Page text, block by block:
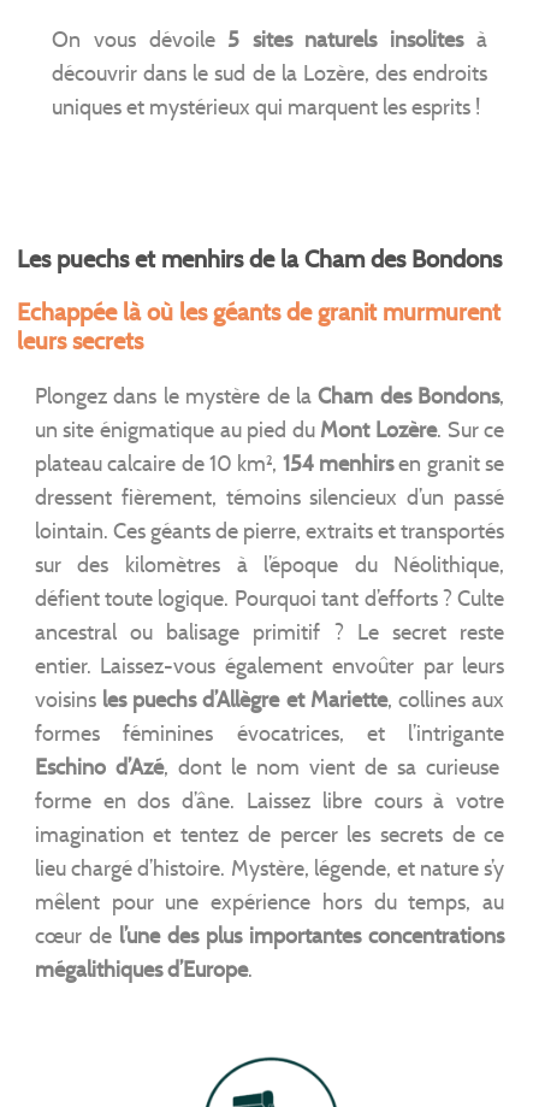
On vous dévoile 5 sites naturels insolitesà
découvrir dans le sud de la Lozère, des endroits
uniques et mystérieux qui marquent les esprits !
Les puechs et menhirs de la Cham des Bondons
Echappée là où les géants de granit murmurent
leurs secrets
Plongez dans le mystère de laCham des Bondons,
un site énigmatique au pied du Mont Lozère. Sur ce
plateau calcaire de 10 km², 154 menhirsen granit se
dressent fièrement, témoins silencieux d’un passé
lointain. Ces géants de pierre, extraits et transportés
sur des kilomètres à l’époque du Néolithique,
défient toute logique. Pourquoi tant d’efforts ? Culte
ancestral ou balisage primitif ? Le secret reste
entier. Laissez-vous également envoûter par leurs
voisinsles puechs d’Allègre et Mariette, collines aux
formes féminines évocatrices, et l’intrigante
Eschino d’Azé, dont le nom vient de sa curieuse
forme en dos d’âne. Laissez libre cours à votre
imagination et tentez de percer les secrets de ce
lieu chargé d’histoire. Mystère, légende, et nature s’y
mêlent pour une expérience hors du temps, au
cœur de l’une des plus importantes concentrations
mégalithiques d’Europe.